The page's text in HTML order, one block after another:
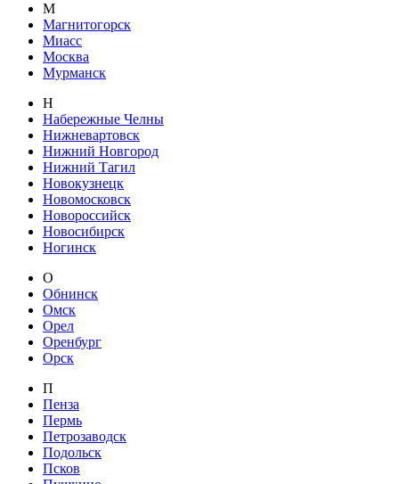
М
Магнитогорск
Миасс
Москва
Мурманск
Н
Набережные Челны
Нижневартовск
Нижний Новгород
Нижний Тагил
Новокузнецк
Новомосковск
Новороссийск
Новосибирск
Ногинск
О
Обнинск
Омск
Орел
Оренбург
Орск
П
Пенза
Пермь
Петрозаводск
Подольск
Псков